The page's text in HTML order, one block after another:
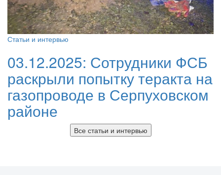
Статьи и интервью
03.12.2025: Сотрудники ФСБ
раскрыли попытку теракта на
газопроводе в Серпуховском
районе
Все статьи и интервью